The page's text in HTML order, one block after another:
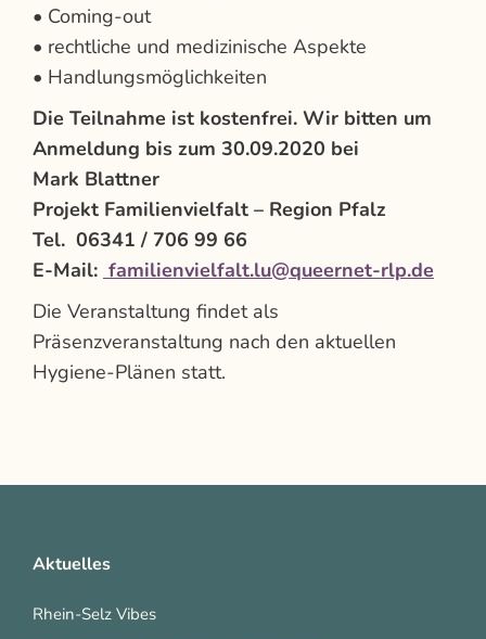
• Coming-out
• rechtliche und medizinische Aspekte
• Handlungsmöglichkeiten
Die Teilnahme ist kostenfrei. Wir bitten um
Anmeldung bis zum 30.09.2020 bei
Mark Blattner
Projekt Familienvielfalt – Region Pfalz
Tel. 06341 / 706 99 66
E-Mail: familienvielfalt.lu@queernet-rlp.de
Die Veranstaltung findet als
Präsenzveranstaltung nach den aktuellen
Hygiene-Plänen statt.
Aktuelles
Rhein-Selz Vibes